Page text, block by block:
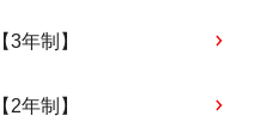
年制】
年制】